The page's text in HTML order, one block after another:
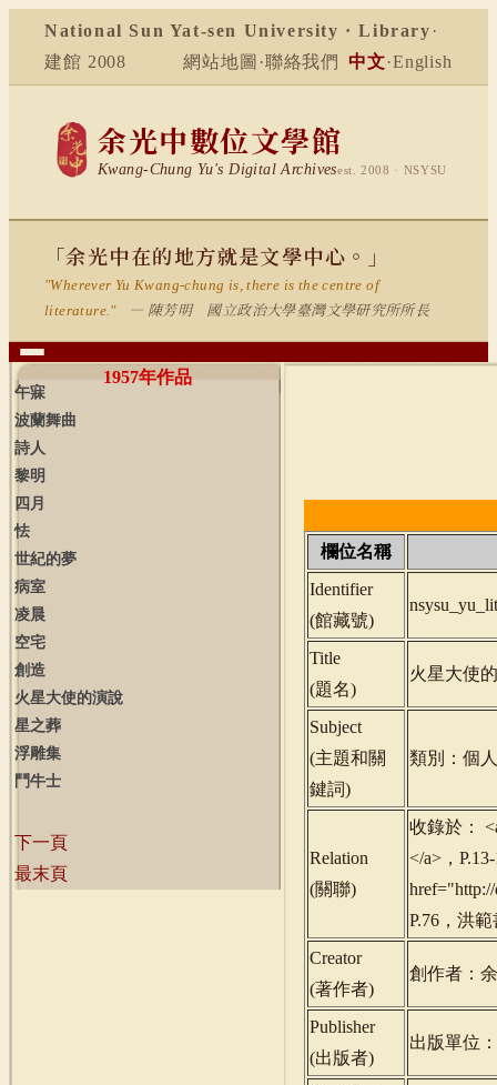
National Sun Yat-sen University · Library ·
建館 2008
網站地圖 ·聯絡我們 中文·English
余光中數位文學館
Kwang-Chung Yu's Digital Archivesest. 2008 · NSYSU
「余光中在的地方就是文學中心。」
"Wherever Yu Kwang-chung is, there is the centre of
literature."
— 陳芳明 國立政治大學臺灣文學研究所所長
1957年作品
午寐
波蘭舞曲
詩人
黎明
四月
怯
世紀的夢
病室
凌晨
空宅
創造
火星大使的演說
星之葬
浮雕集
鬥牛士
下一頁
最末頁
欄位名稱
Identifier
(館藏號)
Title
(題名)
火星大使
Subject
(主題和關
鍵詞)
類別：個
Relation
(關聯)
收錄於：
</a>，
P.76，洪
Creator
(著作者)
創作者：
Publisher
(出版者)
出版單位